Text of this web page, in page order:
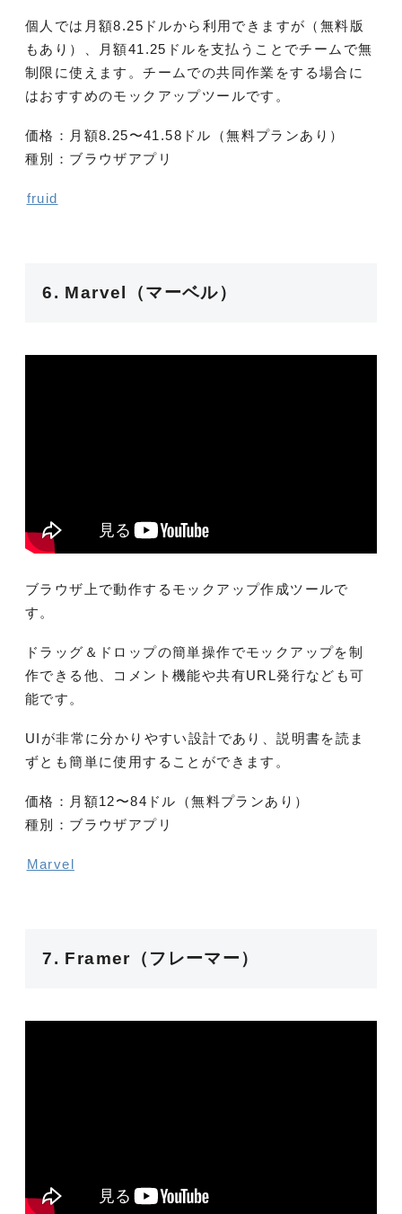
個人では月額8.25ドルから利用できますが（無料版
もあり）、月額41.25ドルを支払うことでチームで無
制限に使えます。チームでの共同作業をする場合に
はおすすめのモックアップツールです。
価格：月額8.25〜41.58ドル（無料プランあり）
種別：ブラウザアプリ
fruid
6. Marvel（マーベル）
ブラウザ上で動作するモックアップ作成ツールで
す。
ドラッグ＆ドロップの簡単操作でモックアップを制
作できる他、コメント機能や共有URL発行なども可
能です。
UIが非常に分かりやすい設計であり、説明書を読ま
ずとも簡単に使用することができます。
価格：月額12〜84ドル（無料プランあり）
種別：ブラウザアプリ
Marvel
7. Framer（フレーマー）